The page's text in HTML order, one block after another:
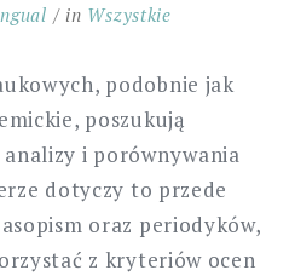
in Wszystkie
podobnie jak
poszukują
i porównywania
dotyczy to przede
oraz periodyków,
z kryteriów ocen